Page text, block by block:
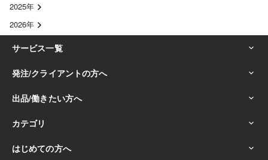
2025年
2026年